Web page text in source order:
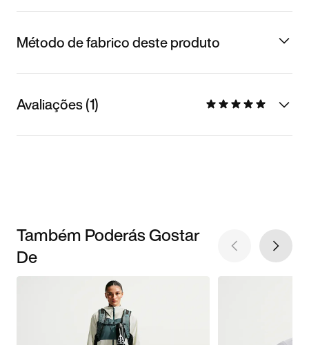
Método de fabrico deste produto
Avaliações (1)
Também Poderás Gostar
De